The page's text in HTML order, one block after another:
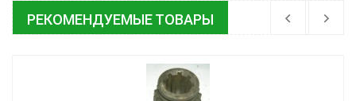
РЕКОМЕНДУЕМЫЕ ТОВАРЫ